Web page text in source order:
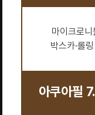
마이크로
박스카·롤
아쿠아필